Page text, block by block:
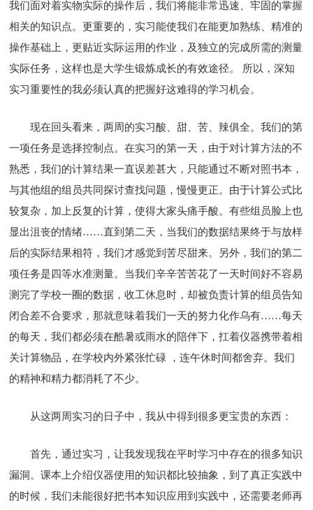
我们面对着实物实际的操作后，我们将能非常迅速、牢固的掌握
相关的知识点。更重要的，实习能使我们在能更加熟练、精准的
操作基础上，更贴近实际运用的作业，及独立的完成所需的测量
实际任务，这样也是大学生锻炼成长的有效途径。 所以，深知
实习重要性的我必须认真的把握好这难得的学习机会。
现在回头看来，两周的实习酸、甜、苦、辣俱全。我们的第
一项任务是选择控制点。在实习的第一天，由于对计算方法的不
熟悉，我们的计算结果一直误差甚大，只能通过不断对照书本，
与其他组的组员共同探讨查找问题，慢慢更正。由于计算公式比
较复杂，加上反复的计算，使得大家头痛手酸。有些组员脸上也
显出沮丧的情绪……直到第二天，当我们的数据结果终于与放样
后的实际结果相符，我们才感觉到苦尽甜来。另外，我们的第二
项任务是四等水准测量。当我们辛辛苦苦花了一天时间好不容易
测完了学校一圈的数据，收工休息时，却被负责计算的组员告知
闭合差不合要求，那就意味着我们一天的努力化作乌有……每天
的每天，我们都必须在酷暑或雨水的陪伴下，扛着仪器携带着相
关计算物品，在学校内外紧张忙碌 ，连午休时间都舍弃。我们
的精神和精力都消耗了不少。
从这两周实习的日子中，我从中得到很多更宝贵的东西：
首先，通过实习，让我发现我在平时学习中存在的很多知识
漏洞。课本上介绍仪器使用的知识都比较抽象，到了真正实践中
的时候，我们未能很好把书本知识应用到实践中，还需要老师再